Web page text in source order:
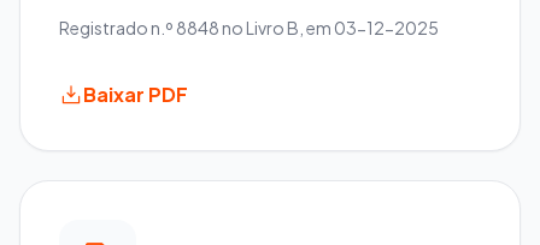
Registrado n.º 8848 no Livro B, em 03-12-2025
Baixar PDF